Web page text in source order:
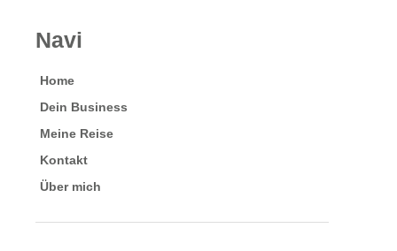
Navi
Home
Dein Business
Meine Reise
Kontakt
Über mich